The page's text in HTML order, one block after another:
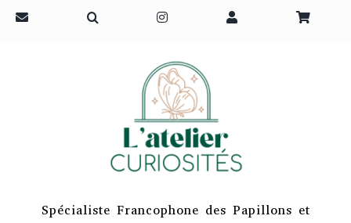
Passer
Spécialiste Francophone des Papillons et